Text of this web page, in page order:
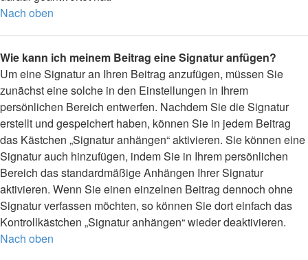
Nach oben
Wie kann ich meinem Beitrag eine Signatur anfügen?
Um eine Signatur an Ihren Beitrag anzufügen, müssen Sie
zunächst eine solche in den Einstellungen in Ihrem
persönlichen Bereich entwerfen. Nachdem Sie die Signatur
erstellt und gespeichert haben, können Sie in jedem Beitrag
das Kästchen „Signatur anhängen“ aktivieren. Sie können eine
Signatur auch hinzufügen, indem Sie in Ihrem persönlichen
Bereich das standardmäßige Anhängen Ihrer Signatur
aktivieren. Wenn Sie einen einzelnen Beitrag dennoch ohne
Signatur verfassen möchten, so können Sie dort einfach das
Kontrollkästchen „Signatur anhängen“ wieder deaktivieren.
Nach oben